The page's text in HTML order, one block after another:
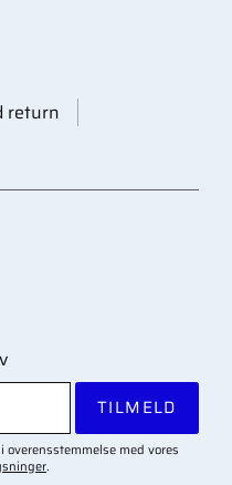
return
TILMELD
med vores
.